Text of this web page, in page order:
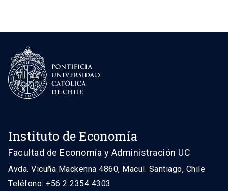
Instituto de Economía
Facultad de Economía y Administración UC
Avda. Vicuña Mackenna 4860, Macul. Santiago, Chile
Teléfono: +56 2 2354 4303